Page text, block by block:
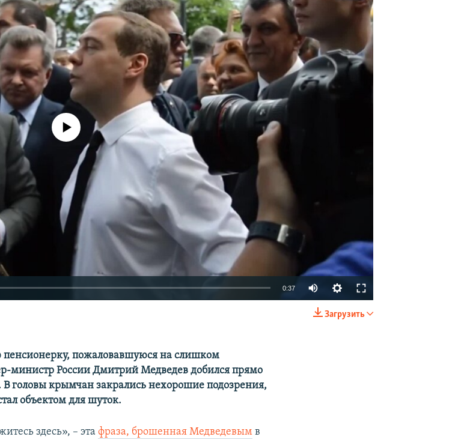
SHARE
media source currently available
0:37
Загрузить
пожаловавшуюся на слишком
министр России Дмитрий Медведев добился прямо
В головы крымчан закрались нехорошие подозрения,
объектом для шуток.
здесь», – этафраза, брошенная Медведевым в